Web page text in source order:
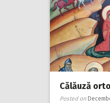
Călăuză
Posted on